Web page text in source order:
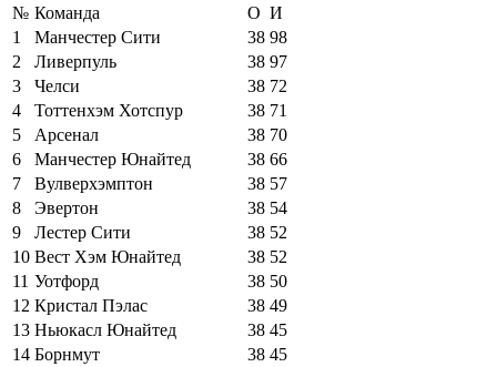
№ Команда О И
1
Манчестер Сити 38 98
2
Ливерпуль 38 97
3
Челси 38 72
4
Тоттенхэм Хотспур 38 71
5
Арсенал 38 70
6
Манчестер Юнайтед 38 66
7
Вулверхэмптон 38 57
8
Эвертон 38 54
9
Лестер Сити 38 52
10 Вест Хэм Юнайтед 38 52
11 Уотфорд 38 50
12 Кристал Пэлас 38 49
13 Ньюкасл Юнайтед 38 45
14 Борнмут 38 45